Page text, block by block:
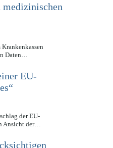
medizinischen
Daten…
EU-
der EU-
Ansicht der…